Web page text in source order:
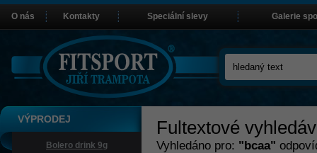
Fultextové
Vyhledáno pro: "bcaa"
VÝPRODEJ
Bolero drink 9g
O nás Kontakty Speciální slevy Galerie